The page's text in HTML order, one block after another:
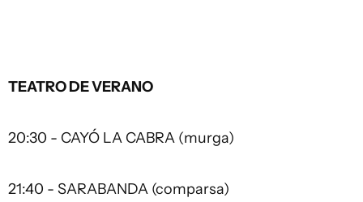
TEATRO DE VERANO
20:30 - CAYÓ LA CABRA (murga)
21:40 - SARABANDA (comparsa)